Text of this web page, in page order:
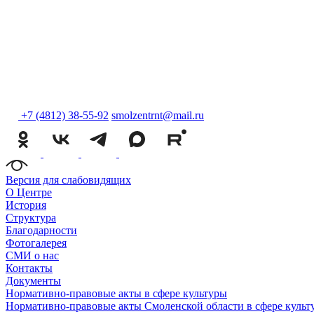
+7 (4812) 38-55-92 smolzentrnt@mail.ru
Версия для слабовидящих
О Центре
История
Структура
Благодарности
Фотогалерея
СМИ о нас
Контакты
Документы
Нормативно-правовые акты в сфере культуры
Нормативно-правовые акты Смоленской области в сфере